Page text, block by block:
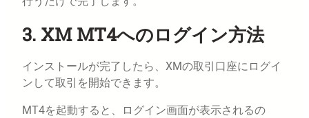
3. XM MT4へのログイン方法
インストールが完了したら、XMの取引口座にログイ
ンして取引を開始できます。
MT4を起動すると、ログイン画面が表示されるの